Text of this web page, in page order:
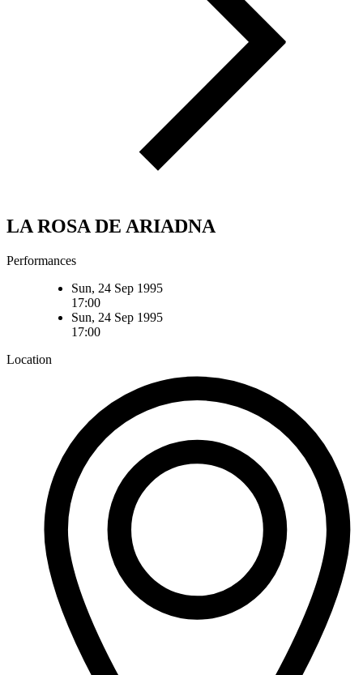
LA ROSA DE ARIADNA
Performances
Sun, 24 Sep 1995
17:00
Sun, 24 Sep 1995
17:00
Location